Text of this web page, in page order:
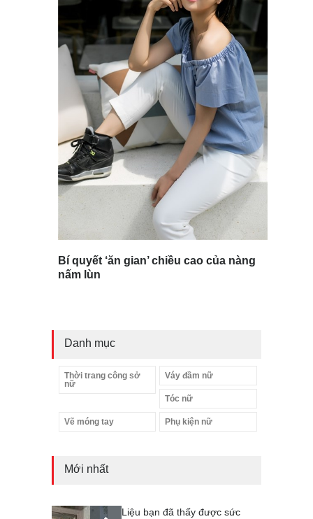
Bí quyết ‘ăn gian’ chiều cao của nàng
nấm lùn
Danh mục
Thời trang công sở
nữ
Váy đầm nữ
Tóc nữ
Vẽ móng tay Phụ kiện nữ
Mới nhất
Liệu bạn đã thấy được sức